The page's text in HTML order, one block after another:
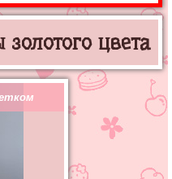
цвета